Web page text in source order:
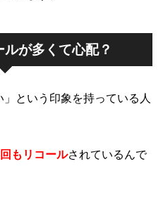
が多くて心配？
」という印象を持っている人
もリコールされているんで